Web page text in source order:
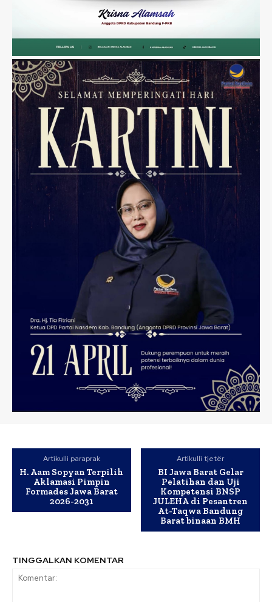
Artikulli paraprak
H. Aam Sopyan Terpilih
Aklamasi Pimpin
Formades Jawa Barat
2026-2031
Artikulli tjetër
BI Jawa Barat Gelar
Pelatihan dan Uji
Kompetensi BNSP
JULEHA di Pesantren
At-Taqwa Bandung
Barat binaan BMH
TINGGALKAN KOMENTAR